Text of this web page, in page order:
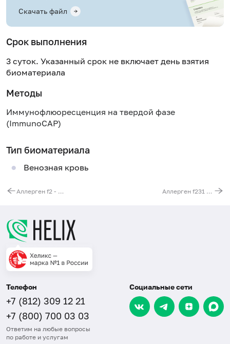
Скачать файл
Срок выполнения
3 суток. Указанный срок не включает день взятия
биоматериала
Методы
Иммунофлюоресценция на твердой фазе
(ImmunoCAP)
Тип биоматериала
Венозная кровь
Аллерген f2 - молоко коровье, IgE (ImmunoCAP) Аллерген f231 - кипяченое молоко, IgE (ImmunoCAP)
Телефон
+7 (812) 309 12 21
+7 (800) 700 03 03
Ответим на любые вопросы
по работе и услугам
Социальные сети